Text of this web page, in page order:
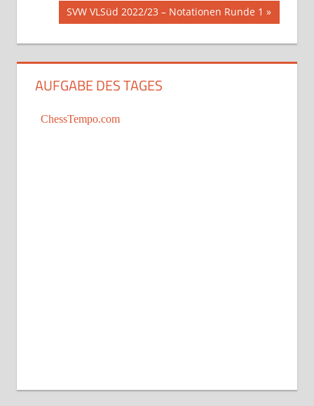
Beitrag:
Nächster
Beitrag:
SVW VLSüd 2022/23 – Notationen Runde 1
AUFGABE DES TAGES